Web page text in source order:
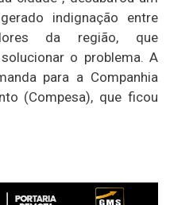
indignação entre
da região, que
o problema. A
para a Companhia
(Compesa), que ficou